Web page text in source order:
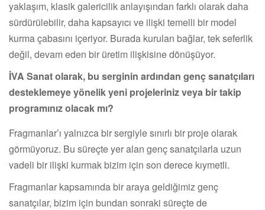
yaklaşım, klasik galericilik anlayışından farklı olarak daha
sürdürülebilir, daha kapsayıcı ve ilişki temelli bir model
kurma çabasını içeriyor. Burada kurulan bağlar, tek seferlik
değil, devam eden bir üretim ilişkisine dönüşüyor.
İVA Sanat olarak, bu serginin ardından genç sanatçıları
desteklemeye yönelik yeni projeleriniz veya bir takip
programınız olacak mı?
Fragmanlar’ı yalnızca bir sergiyle sınırlı bir proje olarak
görmüyoruz. Bu süreçte yer alan genç sanatçılarla uzun
vadeli bir ilişki kurmak bizim için son derece kıymetli.
Fragmanlar kapsamında bir araya geldiğimiz genç
sanatçılar, bizim için bundan sonraki süreçte de